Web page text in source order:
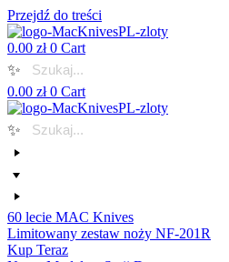
Przejdź do treści
0.00 zł 0 Cart
✨
0.00 zł 0 Cart
✨
60 lecie MAC Knives
Limitowany zestaw noży NF-201R
Kup Teraz